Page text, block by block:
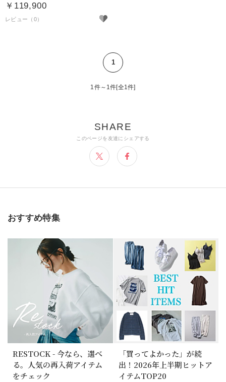
￥119,900
1
1件～1件[全1件]
おすすめ特集
RESTOCK - 今なら、選べ
る。人気の再入荷アイテム
をチェック
「買ってよかった」が続
出！2026年上半期ヒットア
イテムTOP20